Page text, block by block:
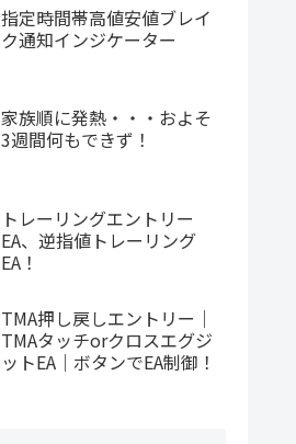
指定時間帯高値安値ブレイ
ク通知インジケーター
家族順に発熱・・・およそ
3週間何もできず！
トレーリングエントリー
EA、逆指値トレーリング
EA！
TMA押し戻しエントリー｜
TMAタッチorクロスエグジ
ットEA｜ボタンでEA制御！